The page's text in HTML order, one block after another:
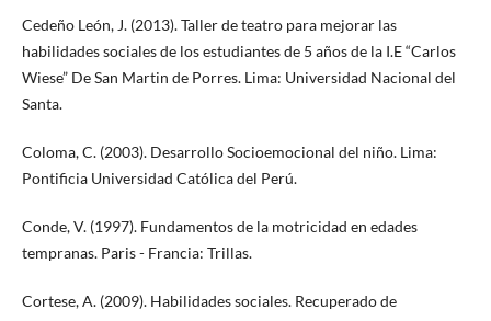
Cedeño León, J. (2013). Taller de teatro para mejorar las
habilidades sociales de los estudiantes de 5 años de la I.E “Carlos
Wiese” De San Martin de Porres. Lima: Universidad Nacional del
Santa.
Coloma, C. (2003). Desarrollo Socioemocional del niño. Lima:
Pontificia Universidad Católica del Perú.
Conde, V. (1997). Fundamentos de la motricidad en edades
tempranas. Paris - Francia: Trillas.
Cortese, A. (2009). Habilidades sociales. Recuperado de